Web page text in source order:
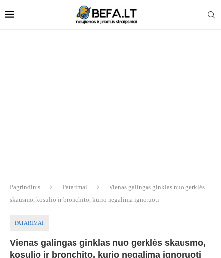
Pagrindinis Patarimai
Vienas galingas ginklas nuo gerklės
skausmo, kosulio ir bronchito, kurio negalima ignoruoti
PATARIMAI
Vienas galingas ginklas nuo gerklės skausmo,
kosulio ir bronchito, kurio negalima ignoruoti